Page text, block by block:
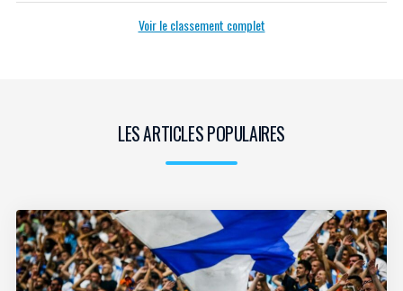
Voir le classement complet
LES ARTICLES POPULAIRES